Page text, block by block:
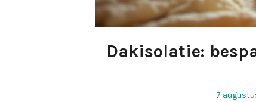
Dakisolatie:
Geplaatst
7